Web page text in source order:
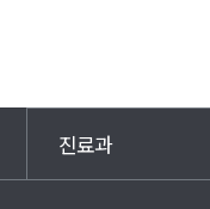
진료과